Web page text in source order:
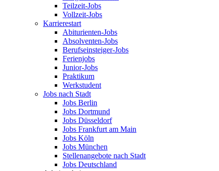
Teilzeit-Jobs
Vollzeit-Jobs
Karrierestart
Abiturienten-Jobs
Absolventen-Jobs
Berufseinsteiger-Jobs
Ferienjobs
Junior-Jobs
Praktikum
Werkstudent
Jobs nach Stadt
Jobs Berlin
Jobs Dortmund
Jobs Düsseldorf
Jobs Frankfurt am Main
Jobs Köln
Jobs München
Stellenangebote nach Stadt
Jobs Deutschland